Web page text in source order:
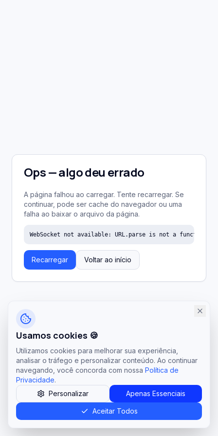
Ops — algo deu errado
A página falhou ao carregar. Tente recarregar. Se
continuar, pode ser cache do navegador ou uma
falha ao baixar o arquivo da página.
WebSocket not available: URL.parse is not a function
Recarregar Voltar ao início
Usamos cookies 🍪
Utilizamos cookies para melhorar sua experiência,
analisar o tráfego e personalizar conteúdo. Ao continuar
navegando, você concorda com nossa Política de
Privacidade.
Personalizar
Apenas Essenciais
Aceitar Todos